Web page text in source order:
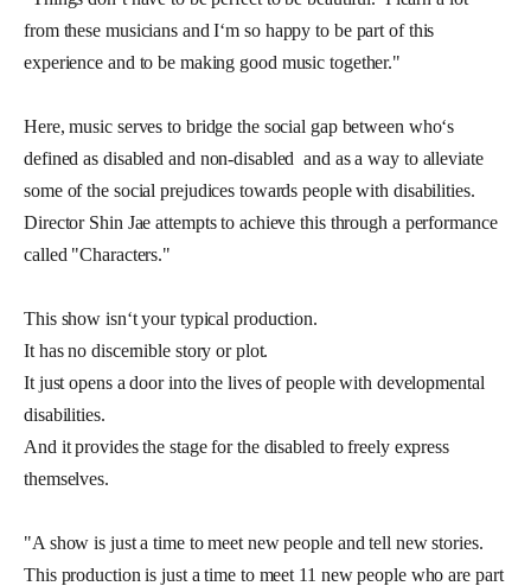
from these musicians and I‘m so happy to be part of this
experience and to be making good music together."
Here, music serves to bridge the social gap between who‘s
defined as disabled and non-disabled  and as a way to alleviate
some of the social prejudices towards people with disabilities.
Director Shin Jae attempts to achieve this through a performance
called "Characters."
This show isn‘t your typical production.
It has no discernible story or plot.
It just opens a door into the lives of people with developmental
disabilities.
And it provides the stage for the disabled to freely express
themselves.
"A show is just a time to meet new people and tell new stories.
This production is just a time to meet 11 new people who are part